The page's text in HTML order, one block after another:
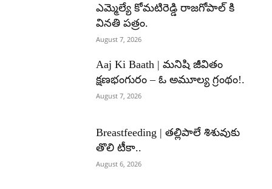
ఎమ్మెల్యే కోమటిరెడ్డి రాజగోపాల్ కి
వినతి పత్రం.
August 7, 2026
Aaj Ki Baath | మనిషి జీవితం
క్షణభంగురం – ఓ అమూల్య గ్రంథం!.
August 7, 2026
Breastfeeding | తల్లిపాలే శిశువుకు
తొలి టీకా..
August 6, 2026